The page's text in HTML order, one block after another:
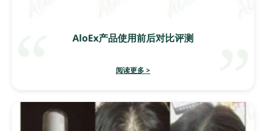
AloEx产品使用前后对比评测
阅读更多 >